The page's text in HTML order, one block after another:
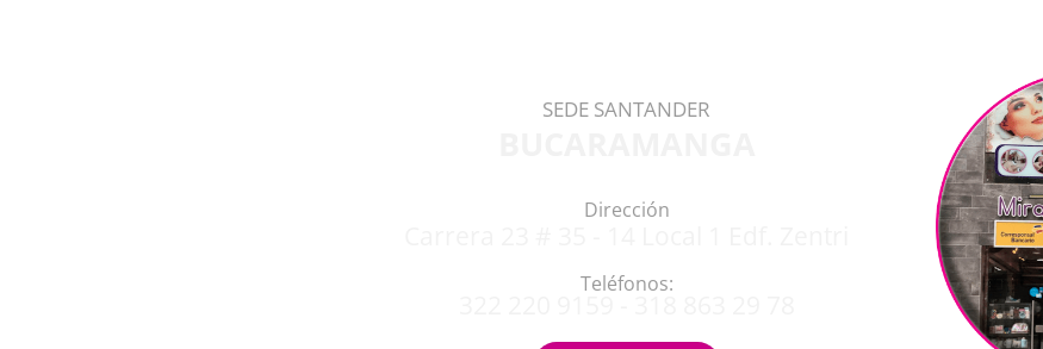
SEDE SANTANDER
Dirección
Teléfonos: